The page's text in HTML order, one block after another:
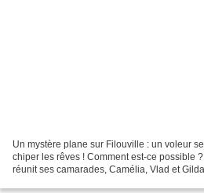
Un mystère plane sur Filouville : un voleur
chiper les rêves ! Comment est-ce possible
réunit ses camarades, Camélia, Vlad et